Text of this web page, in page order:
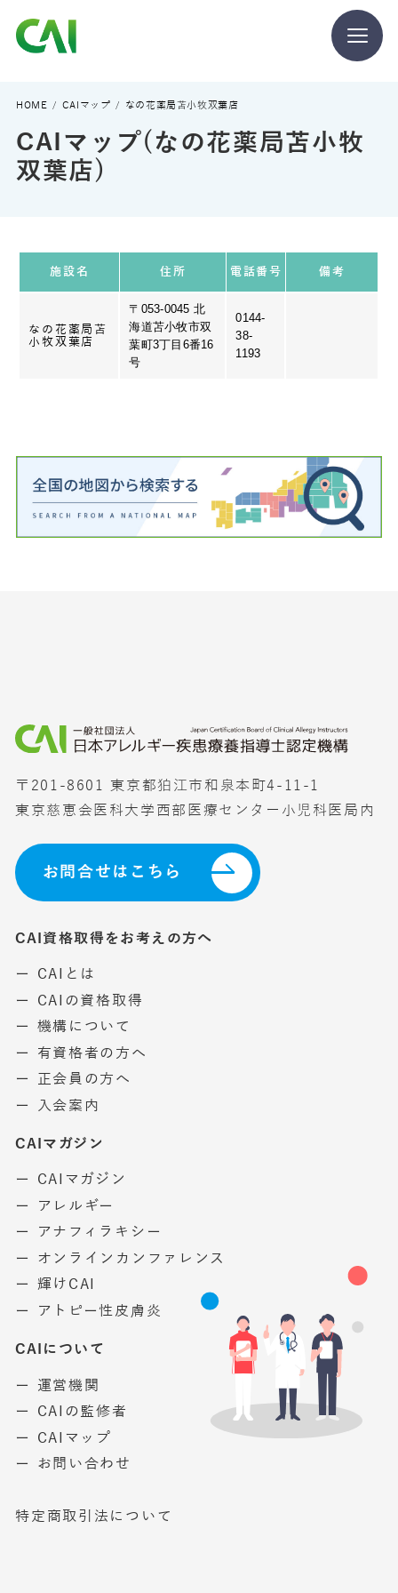
CAIとは
CAIを目指す方へ
CAIマガジン
HOME CAIマップ なの花薬局苫小牧双葉店
CAIマップ(なの花薬局苫小牧
双葉店)
施設名 住所 電話番号 備考
なの花薬局苫
小牧双葉店
〒053-0045 北
海道苫小牧市双
葉町3丁目6番16
号
0144-
38-
1193
〒201-8601 東京都狛江市和泉本町4-11-1
東京慈恵会医科大学西部医療センター小児科医局内
お問合せはこちら
CAI資格取得をお考えの方へ
ー CAIとは
ー CAIの資格取得
ー 機構について
ー 有資格者の方へ
ー 正会員の方へ
ー 入会案内
CAIマガジン
ー CAIマガジン
ー アレルギー
ー アナフィラキシー
ー オンラインカンファレンス
ー 輝けCAI
ー アトピー性皮膚炎
CAIについて
ー 運営機関
ー CAIの監修者
ー CAIマップ
ー お問い合わせ
特定商取引法について